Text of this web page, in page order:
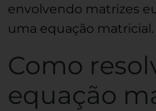
envolvendo matrizes
uma equação matricial.
Como
equação